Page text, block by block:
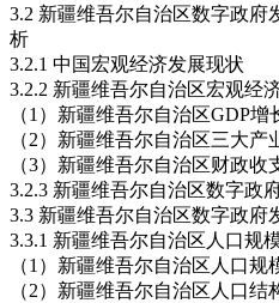
3.2 新疆维吾尔自治区数字政府
析
3.2.1 中国宏观经济发展现状
3.2.2 新疆维吾尔自治区宏观经
（1）新疆维吾尔自治区GDP增
（2）新疆维吾尔自治区三大产
（3）新疆维吾尔自治区财政收
3.2.3 新疆维吾尔自治区数字政
3.3 新疆维吾尔自治区数字政府
3.3.1 新疆维吾尔自治区人口规
（1）新疆维吾尔自治区人口规
（2）新疆维吾尔自治区人口结